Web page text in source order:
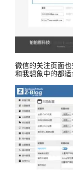
微信的关注页面
和我想象中的都适